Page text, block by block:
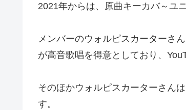
2021年からは、原曲キーカバ～ユ
メンバーのウォルピスカーターさ
が高音歌唱を得意としており、
そのほかウォルピスカーターさん
す。